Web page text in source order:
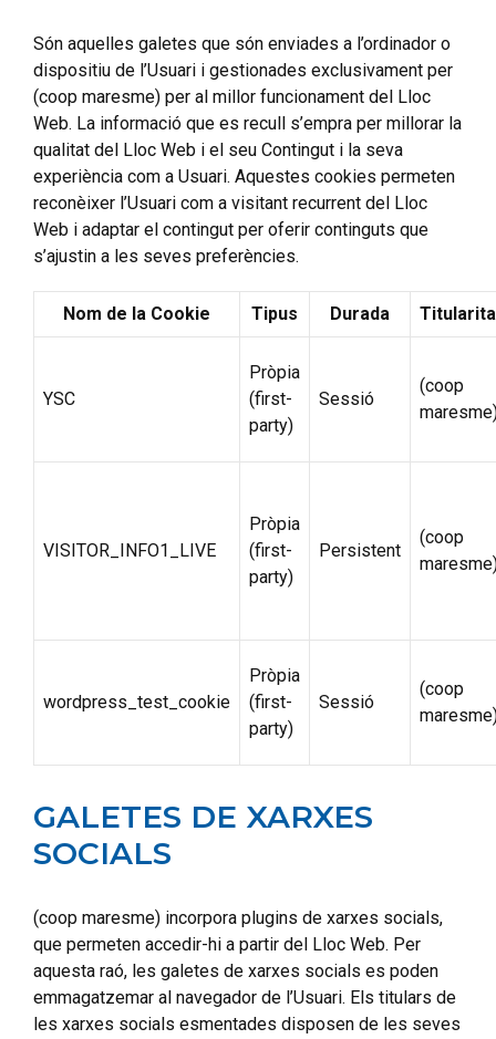
Són aquelles galetes que són enviades a l’ordinador o
dispositiu de l’Usuari i gestionades exclusivament per
(coop maresme) per al millor funcionament del Lloc
Web. La informació que es recull s’empra per millorar la
qualitat del Lloc Web i el seu Contingut i la seva
experiència com a Usuari. Aquestes cookies permeten
reconèixer l’Usuari com a visitant recurrent del Lloc
Web i adaptar el contingut per oferir continguts que
s’ajustin a les seves preferències.
Nom de la Cookie Tipus Durada
YSC
Pròpia
(first-
party)
Sessió
(coop
VISITOR_INFO1_LIVE
Pròpia
(first-
party)
Persistent
(coop
wordpress_test_cookie
Pròpia
(first-
party)
Sessió
(coop
GALETES DE XARXES
SOCIALS
(coop maresme) incorpora plugins de xarxes socials,
que permeten accedir-hi a partir del Lloc Web. Per
aquesta raó, les galetes de xarxes socials es poden
emmagatzemar al navegador de l’Usuari. Els titulars de
les xarxes socials esmentades disposen de les seves